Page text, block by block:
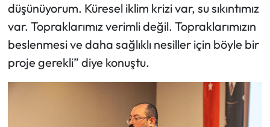
düşünüyorum. Küresel iklim krizi var, su sıkıntımız
var. Topraklarımız verimli değil. Topraklarımızın
beslenmesi ve daha sağlıklı nesiller için böyle bir
proje gerekli” diye konuştu.